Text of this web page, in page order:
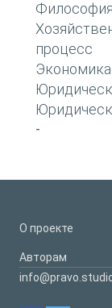
Философия
процесс
Экономика
-
О проекте
Авторам